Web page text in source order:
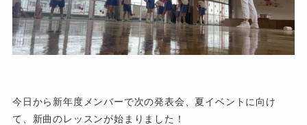
今日から新年度メンバーで次の発表会、夏イベントに向け
て、新曲のレッスンが始まりました！